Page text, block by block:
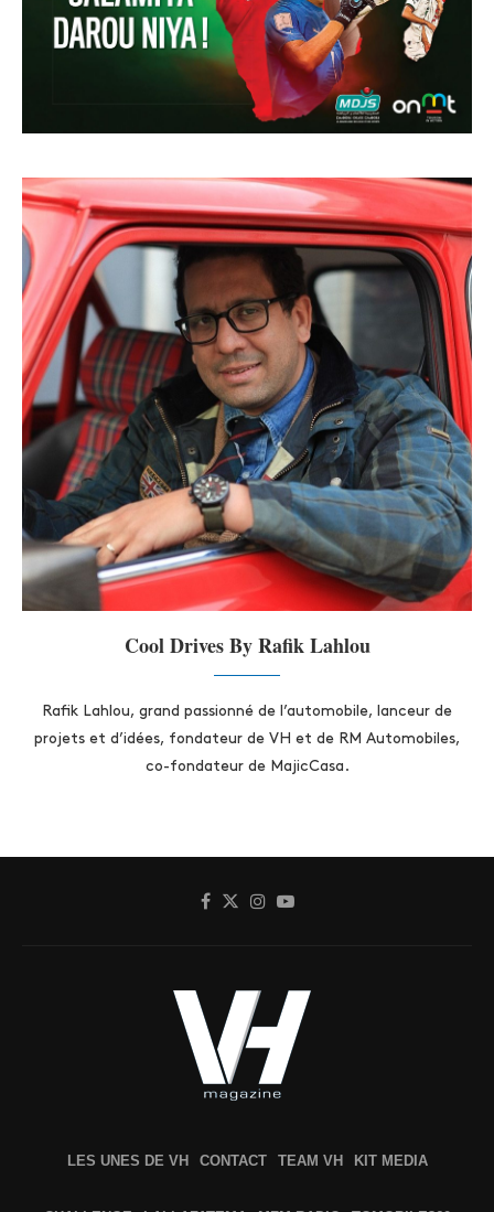
Cool Drives By Rafik Lahlou
Rafik Lahlou, grand passionné de l’automobile, lanceur de
projets et d’idées, fondateur de VH et de RM Automobiles,
co-fondateur de MajicCasa.
LES UNES DE VH CONTACT TEAM VH KIT MEDIA